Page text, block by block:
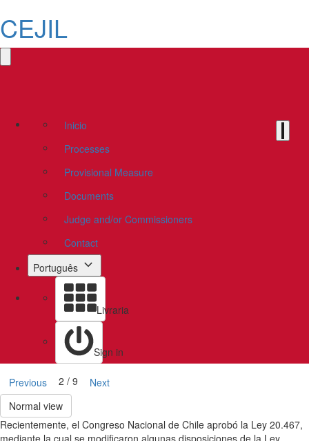
CEJIL
Inicio
Processes
Provisional Measure
Documents
Judge and/or Commissioners
Contact
Português
Livraria
Sign in
Previous 2 / 9
Next
Normal view
Recientemente, el Congreso Nacional de Chile aprobó la Ley 20.467,
mediante la cual se modificaron algunas disposiciones de la Ley